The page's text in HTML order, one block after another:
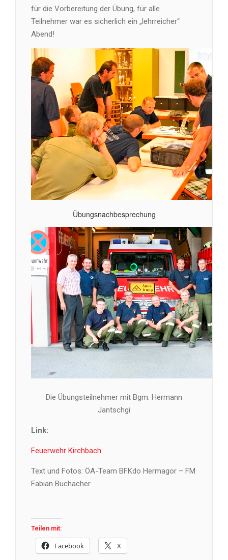
für die Vorbereitung der Übung, für alle
Teilnehmer war es sicherlich ein „lehrreicher“
Abend!
Übungsnachbesprechung
Die Übungsteilnehmer mit Bgm. Hermann
Jantschgi
Link:
Feuerwehr Kirchbach
Text und Fotos: ÖA-Team BFKdo Hermagor – FM
Fabian Buchacher
Teilen mit:
Facebook X